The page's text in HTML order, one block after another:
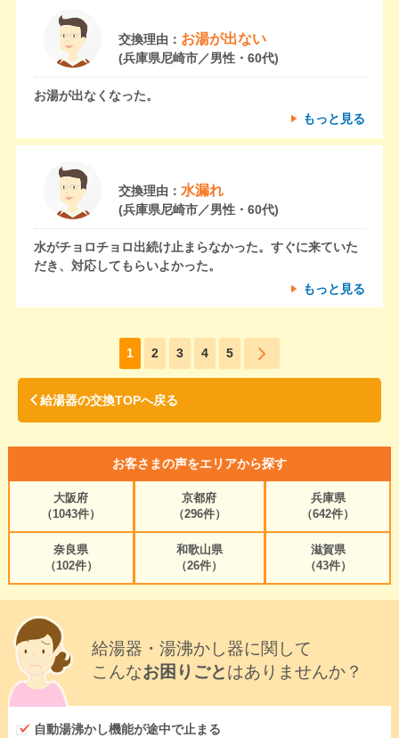
交換理由： お湯が出ない
(兵庫県尼崎市／男性・60代)
お湯が出なくなった。
もっと見る
交換理由： 水漏れ
(兵庫県尼崎市／男性・60代)
水がチョロチョロ出続け止まらなかった。すぐに来ていた
だき、対応してもらいよかった。
もっと見る
1 2 3 4 5
給湯器の交換TOPへ戻る
お客さまの声をエリアから探す
大阪府
（1043件）
京都府
（296件）
兵庫県
（642件）
奈良県
（102件）
和歌山県
（26件）
滋賀県
（43件）
給湯器・湯沸かし器に関して
こんなお困りごとはありませんか？
自動湯沸かし機能が途中で止まる